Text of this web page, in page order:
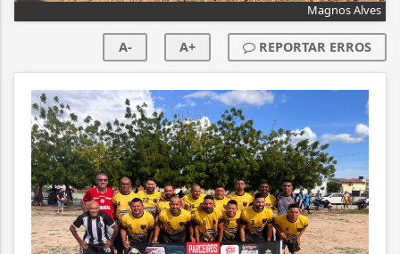
Magnos Alves
A- A+ REPORTAR ERROS